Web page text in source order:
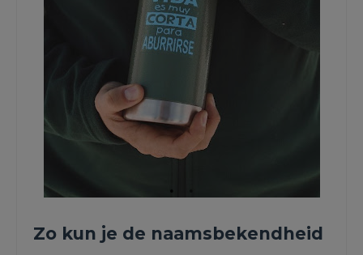
Zo kun je de naamsbekendheid